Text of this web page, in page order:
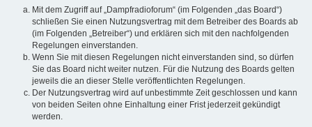
Mit dem Zugriff auf „Dampfradioforum“ (im Folgenden „das Board“)
schließen Sie einen Nutzungsvertrag mit dem Betreiber des Boards ab
(im Folgenden „Betreiber“) und erklären sich mit den nachfolgenden
Regelungen einverstanden.
Wenn Sie mit diesen Regelungen nicht einverstanden sind, so dürfen
Sie das Board nicht weiter nutzen. Für die Nutzung des Boards gelten
jeweils die an dieser Stelle veröffentlichten Regelungen.
Der Nutzungsvertrag wird auf unbestimmte Zeit geschlossen und kann
von beiden Seiten ohne Einhaltung einer Frist jederzeit gekündigt
werden.